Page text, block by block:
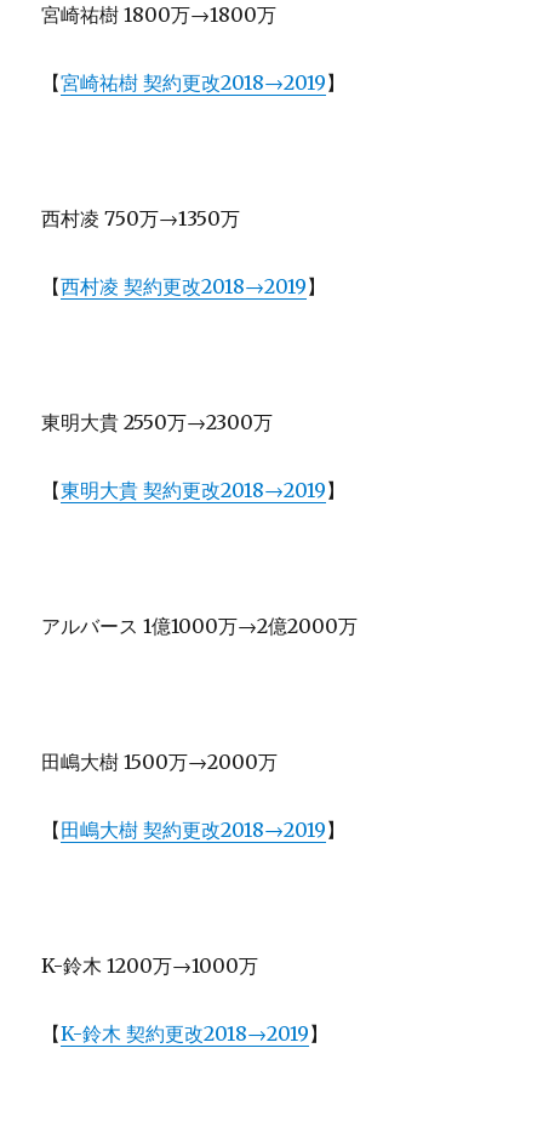
宮崎祐樹 1800万→1800万
【宮崎祐樹 契約更改2018→2019】
西村凌 750万→1350万
【西村凌 契約更改2018→2019】
東明大貴 2550万→2300万
【東明大貴 契約更改2018→2019】
アルバース 1億1000万→2億2000万
田嶋大樹 1500万→2000万
【田嶋大樹 契約更改2018→2019】
K-鈴木 1200万→1000万
【K-鈴木 契約更改2018→2019】